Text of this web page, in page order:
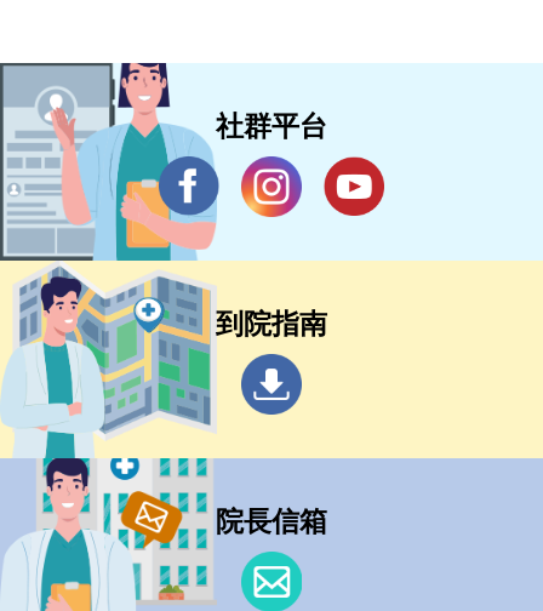
社群平台
到院指南
院長信箱